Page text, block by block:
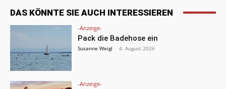
DAS KÖNNTE SIE AUCH INTERESSIEREN
-Anzeige-
Pack die Badehose ein
Susanne Weigl - 4. August 2026
-Anzeige-